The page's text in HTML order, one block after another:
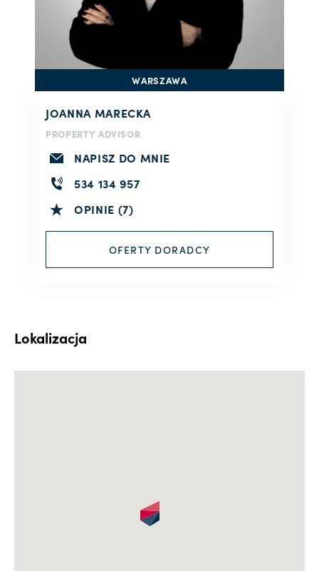
WARSZAWA
JOANNA MARECKA
PROPERTY ADVISOR
NAPISZ DO MNIE
534 134 957
OPINIE (7)
OFERTY DORADCY
Lokalizacja